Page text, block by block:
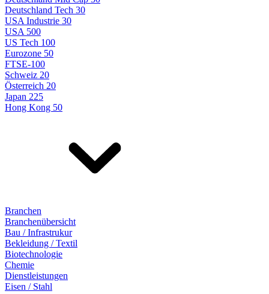
Deutschland Tech 30
USA Industrie 30
USA 500
US Tech 100
Eurozone 50
FTSE-100
Schweiz 20
Österreich 20
Japan 225
Hong Kong 50
Branchen
Branchenübersicht
Bau / Infrastrukur
Bekleidung / Textil
Biotechnologie
Chemie
Dienstleistungen
Eisen / Stahl